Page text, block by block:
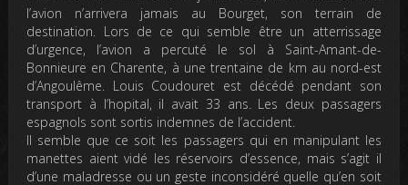
l’avion n’arrivera jamais au Bourget, son terrain de
destination. Lors de ce qui semble être un atterrissage
d’urgence, l’avion a percuté le sol à Saint-Amant-de-
Bonnieure en Charente, à une trentaine de km au nord-est
d’Angoulême. Louis Coudouret est décédé pendant son
transport à l’hopital, il avait 33 ans. Les deux passagers
espagnols sont sortis indemnes de l’accident.
Il semble que ce soit les passagers qui en manipulant les
manettes aient vidé les réservoirs d’essence, mais s’agit il
d’une maladresse ou un geste inconsidéré quelle qu’en soit